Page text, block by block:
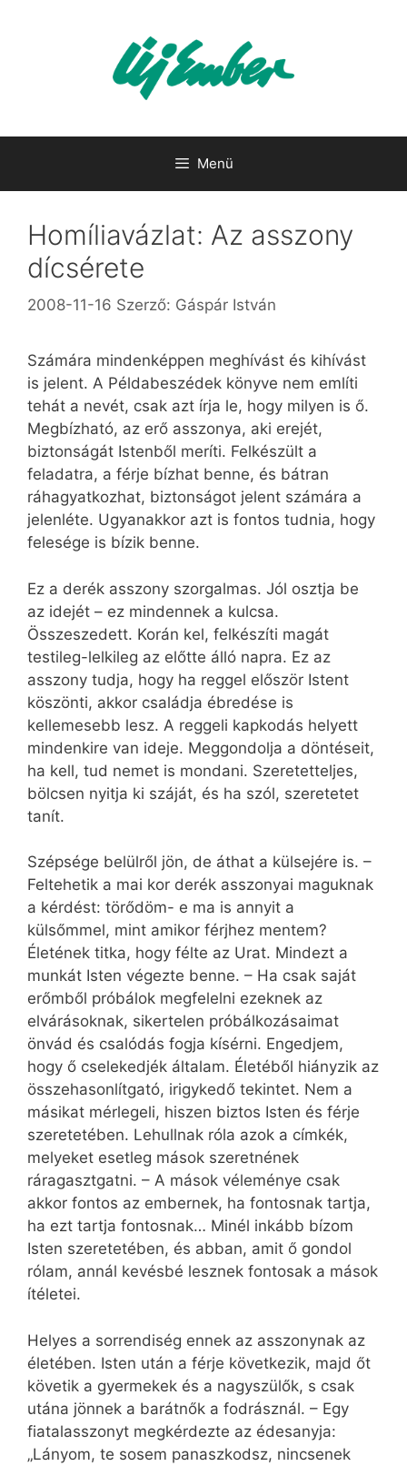
Menü
Homíliavázlat: Az asszony
dícsérete
2008-11-16 Szerző: Gáspár István
Számára mindenképpen meghívást és kihívást
is jelent. A Példabeszédek könyve nem említi
tehát a nevét, csak azt írja le, hogy milyen is ő.
Megbízható, az erő asszonya, aki erejét,
biztonságát Istenből meríti. Felkészült a
feladatra, a férje bízhat benne, és bátran
ráhagyatkozhat, biztonságot jelent számára a
jelenléte. Ugyanakkor azt is fontos tudnia, hogy
felesége is bízik benne.
Ez a derék asszony szorgalmas. Jól osztja be
az idejét – ez mindennek a kulcsa.
Összeszedett. Korán kel, felkészíti magát
testileg-lelkileg az előtte álló napra. Ez az
asszony tudja, hogy ha reggel először Istent
köszönti, akkor családja ébredése is
kellemesebb lesz. A reggeli kapkodás helyett
mindenkire van ideje. Meggondolja a döntéseit,
ha kell, tud nemet is mondani. Szeretetteljes,
bölcsen nyitja ki száját, és ha szól, szeretetet
tanít.
Szépsége belülről jön, de áthat a külsejére is. –
Feltehetik a mai kor derék asszonyai maguknak
a kérdést: törődöm- e ma is annyit a
külsőmmel, mint amikor férjhez mentem?
Életének titka, hogy félte az Urat. Mindezt a
munkát Isten végezte benne. – Ha csak saját
erőmből próbálok megfelelni ezeknek az
elvárásoknak, sikertelen próbálkozásaimat
önvád és csalódás fogja kísérni. Engedjem,
hogy ő cselekedjék általam. Életéből hiányzik az
összehasonlítgató, irigykedő tekintet. Nem a
másikat mérlegeli, hiszen biztos Isten és férje
szeretetében. Lehullnak róla azok a címkék,
melyeket esetleg mások szeretnének
ráragasztgatni. – A mások véleménye csak
akkor fontos az embernek, ha fontosnak tartja,
ha ezt tartja fontosnak… Minél inkább bízom
Isten szeretetében, és abban, amit ő gondol
rólam, annál kevésbé lesznek fontosak a mások
ítéletei.
Helyes a sorrendiség ennek az asszonynak az
életében. Isten után a férje következik, majd őt
követik a gyermekek és a nagyszülők, s csak
utána jönnek a barátnők a fodrásznál. – Egy
fiatalasszonyt megkérdezte az édesanyja:
„Lányom, te sosem panaszkodsz, nincsenek